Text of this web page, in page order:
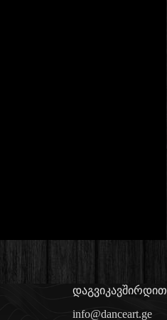
დაგვიკავშირდით
info@danceart.ge